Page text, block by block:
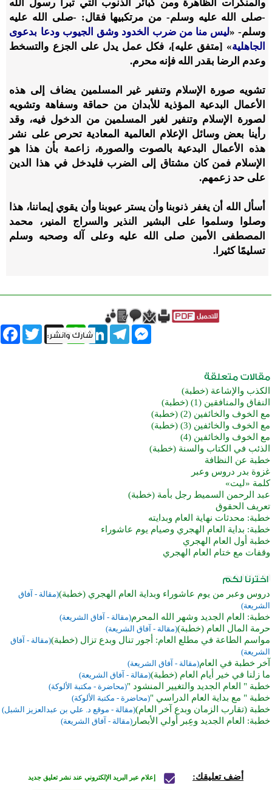
والمنكرات الظاهرة ومن كبائر الذنوب التي تبرأ رسول الله
-صلى الله عليه وسلم- من مرتكبيها فقال: -صلى الله عليه
وسلم- «ليس منا من ضرب الخدود وشق الجيوب ودعا بدعوى
الجاهلية» [متفق عليه]، فكل عمل يدل على الجزع والتسخط
وعدم الرضا بقدر الله فإنه محرم.
تشويه صورة الإسلام وتنفير غير المسلمين يضاف إلى هذه
الأعمال البدعية المؤذية للأبدان من حماقة وسفاهة وتشويه
لصورة الإسلام وتنفير لغير المسلمين من الدخول فيه، وقد
رأينا بعض وسائل الإعلام العالمية المعادية تحرص على نشر
هذه الأعمال البدعية بالصوت والصورة، زاعمة بأن هذا هو
الإسلام فمن كان مشتاق إلى الضرب فليدخل في هذا الدين
على حد زعمهم.
أسأل الله أن يغفر ذنوبنا وأن يستر عيوبنا وأن يقوي إيماننا، هذا
وصلوا وسلموا على البشير النذير والسراج المنير، محمد
المصطفى الأمين صلى الله عليه وعلى آله وصحبه وسلم
تسليمًا كثيرا.
Twitter X
WhatsAppLinkedInTelegram
Messenger
الكذب والإشاعة (خطبة)
النفاق والمنافقين (1) (خطبة)
مع الخوف والخائفين (2) (خطبة)
مع الخوف والخائفين (3) (خطبة)
مع الخوف والخائفين (4)
الذئب في الكتاب والسنة (خطبة)
خطبة عن النظافة
غزوة بدر دروس وعبر
كلمة «ليت»
عبد الرحمن السميط رجل بأمة (خطبة)
تعريف الحقوق
خطبة: محدثات نهاية العام وبدايته
خطبة: بداية العام الهجري وصيام يوم عاشوراء
خطبة أول العام الهجري
وقفات مع ختام العام الهجري
دروس وعبر من يوم عاشوراء وبداية العام الهجري (خطبة)(مقالة - آفاق
الشريعة)
خطبة: العام الجديد وشهر الله المحرم(مقالة - آفاق الشريعة)
حرمة المال العام (خطبة)(مقالة - آفاق الشريعة)
مواسم الطاعة في مطلع العام: أجور تنال وبدع تزال (خطبة)(مقالة - آفاق
الشريعة)
آخر خطبة في العام(مقالة - آفاق الشريعة)
ما زلنا في خير أيام العام (خطبة)(مقالة - آفاق الشريعة)
خطبة " العام الجديد والتغيير المنشود "(محاضرة - مكتبة الألوكة)
خطبة " مع بداية العام الدراسي "(محاضرة - مكتبة الألوكة)
خطبة (تقارب الزمان وبدع آخر العام)(مقالة - موقع د. علي بن عبدالعزيز الشبل)
خطبة: العام الجديد وعِبر أولي الأبصار (مقالة - آفاق الشريعة)
أضف تعليقك: إعلام عبر البريد الإلكتروني عند نشر تعليق جديد